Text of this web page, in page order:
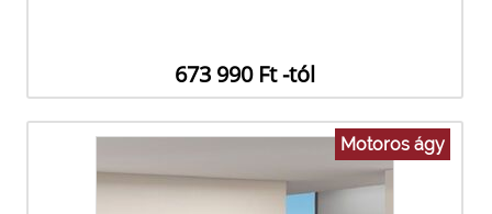
673 990 Ft -tól
Motoros ágy